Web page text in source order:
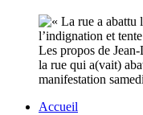
Les propos de
la rue qui a(vait)
manifestation
Accueil